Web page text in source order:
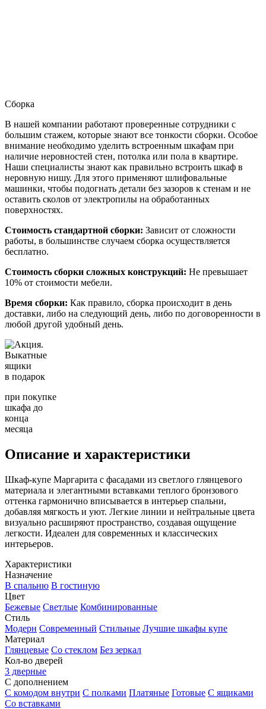
Сборка
В нашей компании работают проверенные сотрудники с
большим стажем, которые знают все тонкости сборки. Особое
внимание необходимо уделить встроенным шкафам при
наличие неровностей стен, потолка или пола в квартире.
Наши специалисты знают как правильно встроить шкаф в
неровную нишу. Для этого применяют шлифовальные
машинки, чтобы подогнать детали без зазоров к стенам и не
оставить сколов от электропилы на обработанных
поверхностях.
Стоимость стандартной сборки: Зависит от сложности
работы, в большинстве случаем сборка осуществляется
бесплатно.
Стоимость сборки сложных конструкций: Не превышает
10% от стоимости мебели.
Время сборки: Как правило, сборка происходит в день
доставки, либо на следующий день, либо по договоренности в
любой другой удобный день.
Выкатные
ящики
в подарок
при покупке
шкафа до
конца
месяца
Описание и характеристики
Шкаф-купе Маргарита с фасадами из светлого глянцевого
материала и элегантными вставками теплого бронзового
оттенка гармонично вписывается в интерьер спальни,
добавляя мягкость и уют. Легкие линии и нейтральные цвета
визуально расширяют пространство, создавая ощущение
легкости. Идеален для современных и классических
интерьеров.
Характеристики
Назначение
В спальню В гостиную
Цвет
Бежевые Светлые Комбинированные
Стиль
Модерн Современный Стильные Лучшие шкафы купе
Материал
Глянцевые Со стеклом Без зеркал
Кол-во дверей
3 дверные
С дополнением
С комодом внутри С полками Платяные Готовые С ящиками
Со вставками